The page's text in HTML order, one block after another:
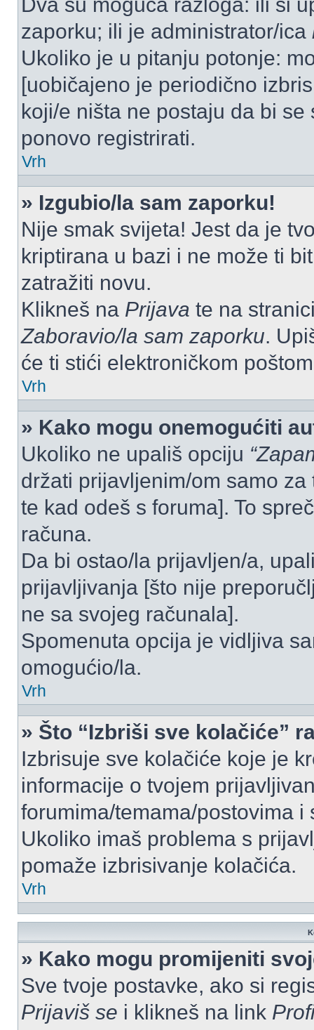
zaporku; ili je administrator/ica
Ukoliko je u pitanju potonje:
[uobičajeno je periodično
koji/e ništa ne postaju da bi
ponovo registrirati.
Vrh
» Izgubio/la sam zaporku!
Nije smak svijeta! Jest da je
kriptirana u bazi i ne može ti
zatražiti novu.
Klikneš na Prijava te na
Zaboravio/la sam zaporku.
će ti stići elektroničkom
Vrh
» Kako mogu onemogućiti
Ukoliko ne upališ opciju
držati prijavljenim/om samo
te kad odeš s foruma]. To
računa.
Da bi ostao/la prijavljen/a,
prijavljivanja [što nije
ne sa svojeg računala].
Spomenuta opcija je vidljiva
omogućio/la.
Vrh
» Što “Izbriši sve kolačiće”
Izbrisuje sve kolačiće koje je
informacije o tvojem
forumima/temama/postovima i
Ukoliko imaš problema s
pomaže izbrisivanje kolačića.
Vrh
» Kako mogu promijeniti
Sve tvoje postavke, ako si
Prijaviš se i klikneš na link